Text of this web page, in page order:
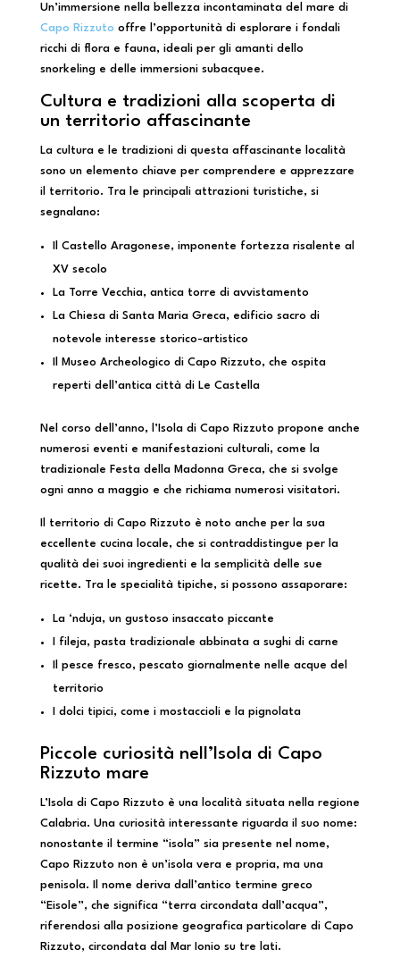
Un’immersione nella bellezza incontaminata del mare di
Capo Rizzuto offre l’opportunità di esplorare i fondali
ricchi di flora e fauna, ideali per gli amanti dello
snorkeling e delle immersioni subacquee.
Cultura e tradizioni alla scoperta di
un territorio affascinante
La cultura e le tradizioni di questa affascinante località
sono un elemento chiave per comprendere e apprezzare
il territorio. Tra le principali attrazioni turistiche, si
segnalano:
Il Castello Aragonese, imponente fortezza risalente al
XV secolo
La Torre Vecchia, antica torre di avvistamento
La Chiesa di Santa Maria Greca, edificio sacro di
notevole interesse storico-artistico
Il Museo Archeologico di Capo Rizzuto, che ospita
reperti dell’antica città di Le Castella
Nel corso dell’anno, l’Isola di Capo Rizzuto propone anche
numerosi eventi e manifestazioni culturali, come la
tradizionale Festa della Madonna Greca, che si svolge
ogni anno a maggio e che richiama numerosi visitatori.
Il territorio di Capo Rizzuto è noto anche per la sua
eccellente cucina locale, che si contraddistingue per la
qualità dei suoi ingredienti e la semplicità delle sue
ricette. Tra le specialità tipiche, si possono assaporare:
La ‘nduja, un gustoso insaccato piccante
I fileja, pasta tradizionale abbinata a sughi di carne
Il pesce fresco, pescato giornalmente nelle acque del
territorio
I dolci tipici, come i mostaccioli e la pignolata
Piccole curiosità nell’Isola di Capo
Rizzuto mare
L’Isola di Capo Rizzuto è una località situata nella regione
Calabria. Una curiosità interessante riguarda il suo nome:
nonostante il termine “isola” sia presente nel nome,
Capo Rizzuto non è un’isola vera e propria, ma una
penisola. Il nome deriva dall’antico termine greco
“Eisole”, che significa “terra circondata dall’acqua”,
riferendosi alla posizione geografica particolare di Capo
Rizzuto, circondata dal Mar Ionio su tre lati.